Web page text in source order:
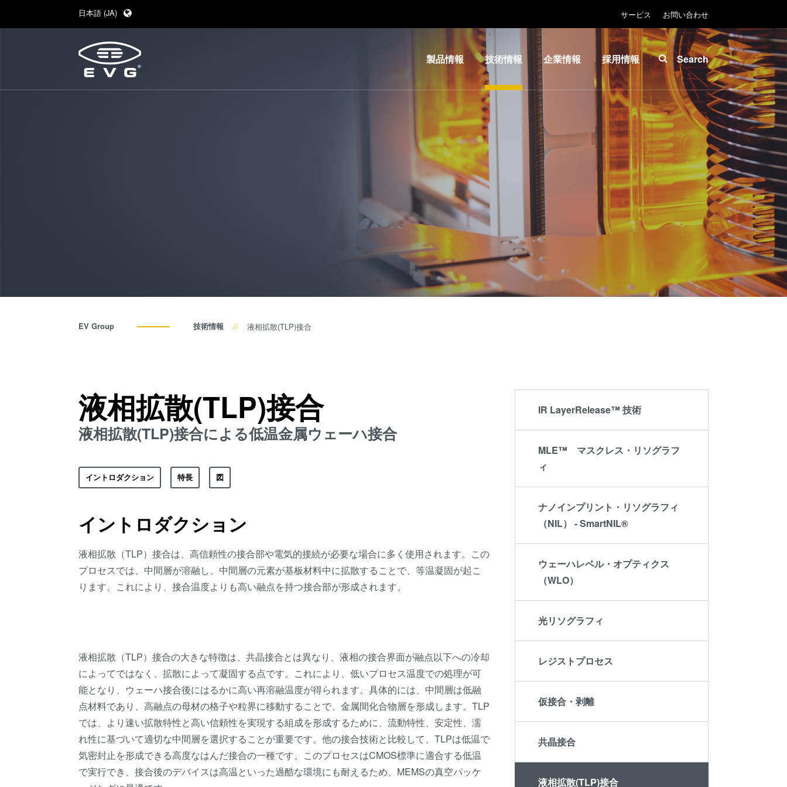
日本語 (JA)
Deutsch (DE)
サービス お問い合わせ
製品情報
リソグ
ラフィ
装置
ナノイ
ンプリ
ント・
リソグ
ラフィ
（NIL）
装置
ウェー
技術情報
IR
LayerRelease™
技術
MLE™ マスク
レス・リソグラ
フィ
ナノインプリン
ト・リソグラフ
ィ（NIL） -
SmartNIL®
ウェーハレベ
液相拡散(TLP)
フュージョン/ハ
ダイ・トゥ・ウ
ェーハ プラズマ
活性化フュージ
ョン/ハイブリッ
ComBond® 高
真空ウェーハ接
合技術
検査・計測
企業情報
About
EVG
拠点一
覧
ニュー
ス
展示
ミナー
サプラ
イヤー
R&D
採用情報
INSIDER-
Jobs
EVGでの
お仕事
EVGライ
フ
INSIDER
an
Insider?
Search
EV Group 技術情報 液相拡散(TLP)接合
液相拡散(TLP)接合
液相拡散(TLP)接合による低温金属ウェーハ接合
イントロダクション 特長 図
イントロダクション
液相拡散（TLP）接合は、高信頼性の接合部や電気的接続が必要な場合に多く使用されます。この
プロセスでは、中間層が溶融し、中間層の元素が基板材料中に拡散することで、等温凝固が起こ
ります。これにより、接合温度よりも高い融点を持つ接合部が形成されます。
液相拡散（TLP）接合の大きな特徴は、共晶接合とは異なり、液相の接合界面が融点以下への冷却
によってではなく、拡散によって凝固する点です。これにより、低いプロセス温度での処理が可
能となり、ウェーハ接合後にはるかに高い再溶融温度が得られます。具体的には、中間層は低融
点材料であり、高融点の母材の格子や粒界に移動することで、金属間化合物層を形成します。TLP
では、より速い拡散特性と高い信頼性を実現する組成を形成するために、流動特性、安定性、濡
れ性に基づいて適切な中間層を選択することが重要です。他の接合技術と比較して、TLPは低温で
気密封止を形成できる高度なはんだ接合の一種です。このプロセスはCMOS標準に適合する低温
で実行でき、接合後のデバイスは高温といった過酷な環境にも耐えるため、MEMSの真空パッケ
IR LayerRelease™ 技術
MLE™ マスクレス・リソグラフ
ィ
ナノインプリント・リソグラフィ
（NIL） - SmartNIL®
ウェーハレベル・オプティクス
（WLO）
光リソグラフィ
レジストプロセス
仮接合・剥離
共晶接合
液相拡散(TLP)接合